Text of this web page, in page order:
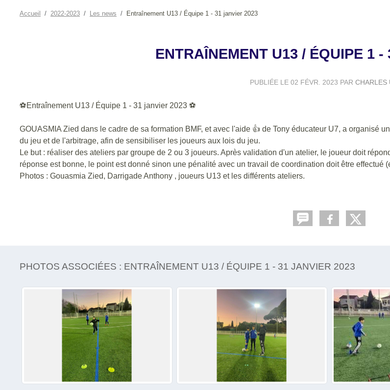
Accueil 2022-2023 Les news Entraînement U13 / Équipe 1 - 31 janvier 2023
ENTRAÎNEMENT U13 / ÉQUIPE 1 -
PUBLIÉE LE 02 FÉVR. 2023 PAR CHARLES
⚽️Entraînement U13 / Équipe 1 - 31 janvier 2023 ⚽️
GOUASMIA Zied dans le cadre de sa formation BMF, et avec l'aide 👍 de Tony éducateur U7, a organisé
du jeu et de l'arbitrage, afin de sensibiliser les joueurs aux lois du jeu.
Le but : réaliser des ateliers par groupe de 2 ou 3 joueurs. Après validation d'un atelier, le joueur doit
réponse est bonne, le point est donné sinon une pénalité avec un travail de coordination doit être effectué
Photos : Gouasmia Zied, Darrigade Anthony , joueurs U13 et les différents ateliers.
PHOTOS ASSOCIÉES : ENTRAÎNEMENT U13 / ÉQUIPE 1 - 31 JANVIER 2023